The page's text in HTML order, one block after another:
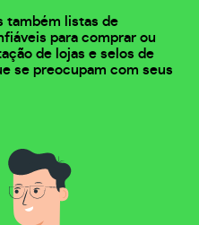
também listas de
para comprar ou
de lojas e selos de
se preocupam com seus